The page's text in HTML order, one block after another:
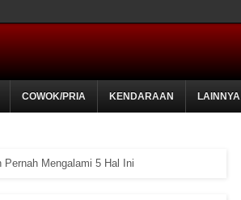
COWOK/PRIA KENDARAAN LAINNYA
Mengalami 5 Hal Ini